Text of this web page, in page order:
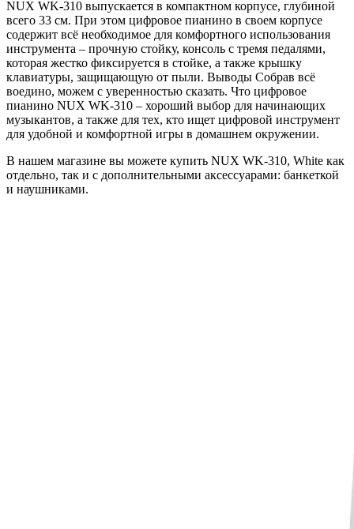
NUX WK-310 выпускается в компактном корпусе, глубиной
всего 33 см. При этом цифровое пианино в своем корпусе
содержит всё необходимое для комфортного использования
инструмента – прочную стойку, консоль с тремя педалями,
которая жестко фиксируется в стойке, а также крышку
клавиатуры, защищающую от пыли. Выводы Собрав всё
воедино, можем с уверенностью сказать. Что цифровое
пианино NUX WK-310 – хороший выбор для начинающих
музыкантов, а также для тех, кто ищет цифровой инструмент
для удобной и комфортной игры в домашнем окружении.
В нашем магазине вы можете купить NUX WK-310, White как
отдельно, так и с дополнительными аксессуарами: банкеткой
и наушниками.